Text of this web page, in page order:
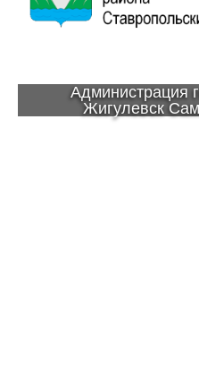
Администрация
Жигулевск